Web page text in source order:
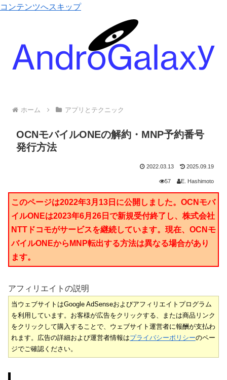
コンテンツへスキップ
ホーム アプリとテクニック
OCNモバイルONEの解約・MNP予約番号
発行方法
2022.03.13 2025.09.19
57 E. Hashimoto
このページは2022年3月13日に公開しました。OCNモバ
イルONEは2023年6月26日で新規受付終了し、株式会社
NTTドコモがサービスを継続しています。現在、OCNモ
バイルONEからMNP転出する方法は異なる場合があり
ます。
アフィリエイトの説明
当ウェブサイトはGoogle AdSenseおよびアフィリエイトプログラム
を利用しています。お客様が広告をクリックする、または商品リンク
をクリックして購入することで、ウェブサイト運営者に報酬が支払わ
れます。広告の詳細および運営者情報はプライバシーポリシーのペー
ジでご確認ください。